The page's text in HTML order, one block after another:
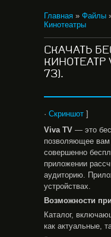
Главная » Файлы
Кинотеатры
СКАЧАТЬ
КИНОТЕАТР
73).
· Скриншот ]
Viva TV — это
позволяющее
совершенно
приложении
аудиторию.
устройствах.
Возможности
Каталог,
как актуальные,